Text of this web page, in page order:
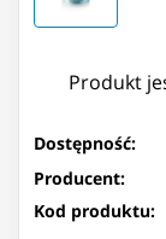
Produkt
Dostępność:
Producent:
Kod produktu: